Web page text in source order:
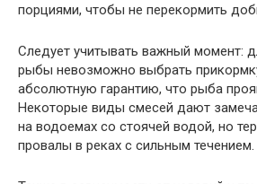
порциями, чтобы не перекормить
Следует учитывать важный момент:
рыбы невозможно выбрать
абсолютную гарантию, что рыба
Некоторые виды смесей дают
на водоемах со стоячей водой, но
провалы в реках с сильным течением.